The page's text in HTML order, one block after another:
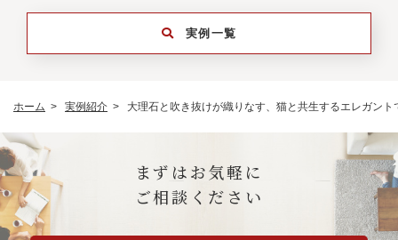
実例一覧
ホーム 実例紹介 大理石と吹き抜けが織りなす、猫と共生するエレガント
まずはお気軽に
ご相談ください